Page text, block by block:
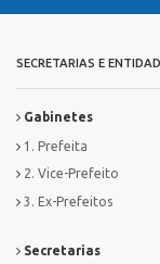
SECRETARIAS E
Gabinetes
1. Prefeita
2. Vice-Prefeito
3. Ex-Prefeitos
Secretarias